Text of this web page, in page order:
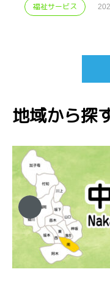
福祉サービス
地域から探